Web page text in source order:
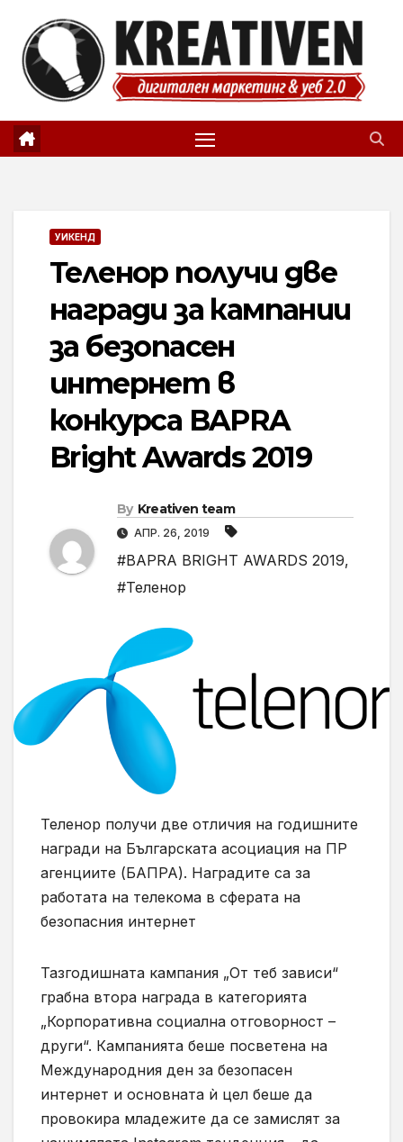
content
УИКЕНД
Теленор получи две
награди за кампании
за безопасен
интернет в
конкурса BAPRA
Bright Awards 2019
By Kreativen team
АПР. 26, 2019
#BAPRA BRIGHT AWARDS 2019,
#Теленор
Теленор получи две отличия на годишните
награди на Българската асоциация на ПР
агенциите (БАПРА). Наградите са за
работата на телекома в сферата на
безопасния интернет
Тазгодишната кампания „От теб зависи“
грабна втора награда в категорията
„Корпоративна социална отговорност –
други“. Кампанията беше посветена на
Международния ден за безопасен
интернет и основната ѝ цел беше да
провокира младежите да се замислят за